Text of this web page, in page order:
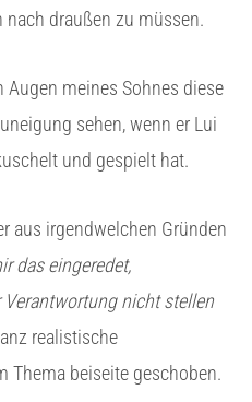
nach draußen zu müssen.
meines Sohnes diese
sehen, wenn er Lui
und gespielt hat.
aus irgendwelchen Gründen
das eingeredet,
nicht stellen
realistische
Thema beiseite geschoben.